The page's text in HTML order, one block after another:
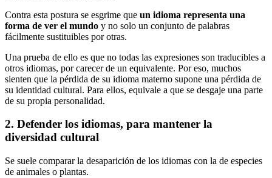
Contra esta postura se esgrime que un idioma representa una
forma de ver el mundo y no solo un conjunto de palabras
fácilmente sustituibles por otras.
Una prueba de ello es que no todas las expresiones son traducibles a
otros idiomas, por carecer de un equivalente. Por eso, muchos
sienten que la pérdida de su idioma materno supone una pérdida de
su identidad cultural. Para ellos, equivale a que se desgaje una parte
de su propia personalidad.
2. Defender los idiomas, para mantener la
diversidad cultural
Se suele comparar la desaparición de los idiomas con la de especies
de animales o plantas.